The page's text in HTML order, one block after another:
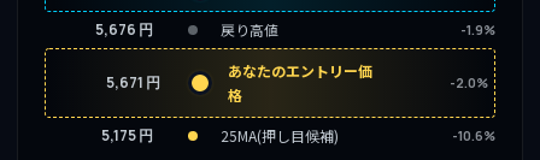
5,676 円 戻り高値 -1.9%
5,671 円
あなたのエントリー価
格
-2.0%
5,175 円 25MA(押し目候補) -10.6%